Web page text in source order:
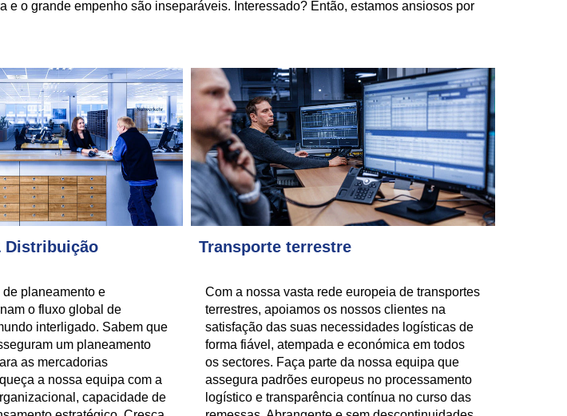
o grande empenho são inseparáveis. Interessado? Então, estamos ansiosos por
Distribuição
planeamento e
o fluxo global de
interligado. Sabem que
um planeamento
as mercadorias
a nossa equipa com a
capacidade de
Transporte terrestre
Com a nossa vasta rede europeia de transportes
terrestres, apoiamos os nossos clientes na
satisfação das suas necessidades logísticas de
forma fiável, atempada e económica em todos
os sectores. Faça parte da nossa equipa que
assegura padrões europeus no processamento
logístico e transparência contínua no curso das